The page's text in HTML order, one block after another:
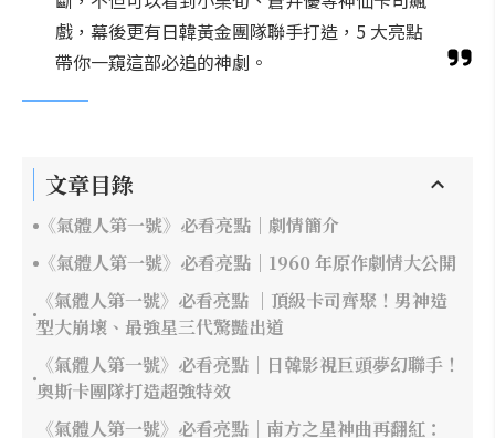
戲，幕後更有日韓黃金團隊聯手打造，5 大亮點
帶你一窺這部必追的神劇。
文章目錄
《氣體人第一號》必看亮點｜劇情簡介
《氣體人第一號》必看亮點｜1960 年原作劇情大公開
《氣體人第一號》必看亮點 ｜頂級卡司齊聚！男神造
型大崩壞、最強星三代驚豔出道
《氣體人第一號》必看亮點｜日韓影視巨頭夢幻聯手！
奧斯卡團隊打造超強特效
《氣體人第一號》必看亮點｜南方之星神曲再翻紅：